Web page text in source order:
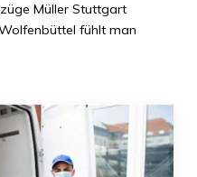
Müller Stuttgart
fühlt man